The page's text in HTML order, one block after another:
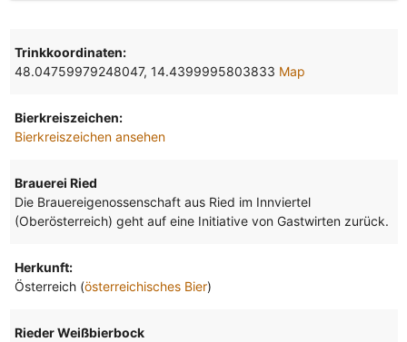
Trinkkoordinaten:
48.04759979248047, 14.4399995803833 Map
Bierkreiszeichen:
Bierkreiszeichen ansehen
Brauerei Ried
Die Brauereigenossenschaft aus Ried im Innviertel
(Oberösterreich) geht auf eine Initiative von Gastwirten zurück.
Herkunft:
Österreich (österreichisches Bier)
Rieder Weißbierbock